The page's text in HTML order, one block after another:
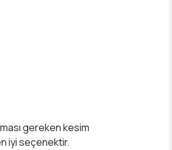
gereken kesim
iyi seçenektir.